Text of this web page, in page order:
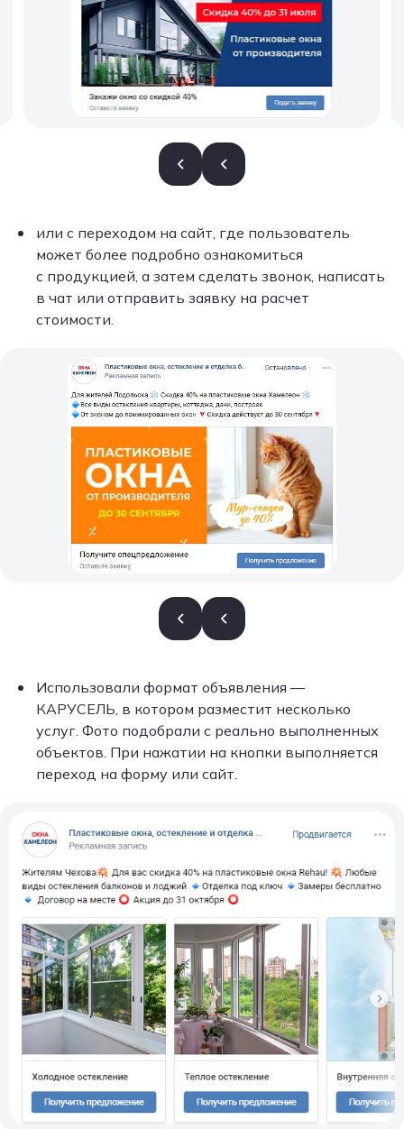
или с переходом на сайт, где пользователь
может более подробно ознакомиться
с продукцией, а затем сделать звонок, написать
в чат или отправить заявку на расчет
стоимости.
Использовали формат объявления —
КАРУСЕЛЬ, в котором разместит несколько
услуг. Фото подобрали с реально выполненных
объектов. При нажатии на кнопки выполняется
переход на форму или сайт.